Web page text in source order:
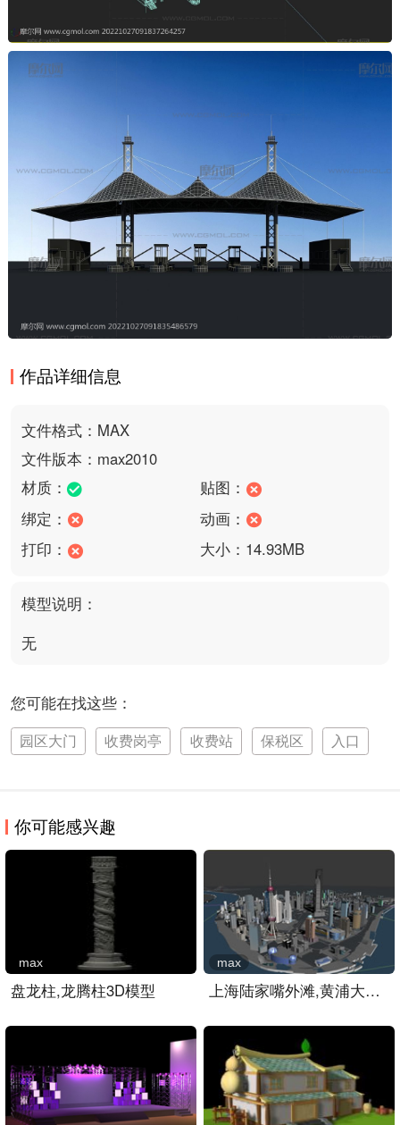
作品详细信息
文件格式：MAX
文件版本：max2010
材质：
贴图：
绑定：
动画：
打印：
大小：14.93MB
模型说明：
无
您可能在找这些：
园区大门 收费岗亭 收费站 保税区 入口
你可能感兴趣
盘龙柱,龙腾柱3D模型
max
上海陆家嘴外滩,黄浦大桥,..
max